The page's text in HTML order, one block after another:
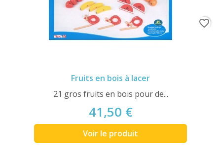
Fruits en bois à lacer
21 gros fruits en bois pour de...
41,50 €
Voir le produit
favorite_border